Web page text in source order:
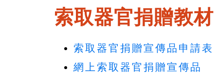
索取器官捐贈教材
索取器官捐贈宣傳品申請表
網上索取器官捐贈宣傳品